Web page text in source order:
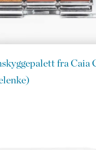
fra Caia